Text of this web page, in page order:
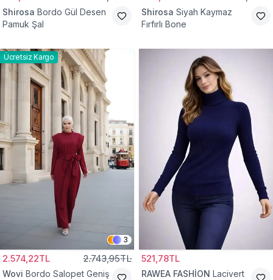
Shirosa Bordo Gül Desen
Pamuk Şal
Shirosa Siyah Kaymaz
Fırfırlı Bone
Ücretsiz Kargo
3
2.574,22TL 2.743,95TL
Wovi Bordo Salopet Geniş
521,78TL
RAWEA FASHİON Lacivert